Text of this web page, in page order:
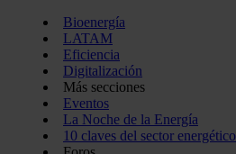
Bioenergía
LATAM
Eficiencia
Digitalización
Más secciones
Eventos
La Noche de la Energía
10 claves del sector energético